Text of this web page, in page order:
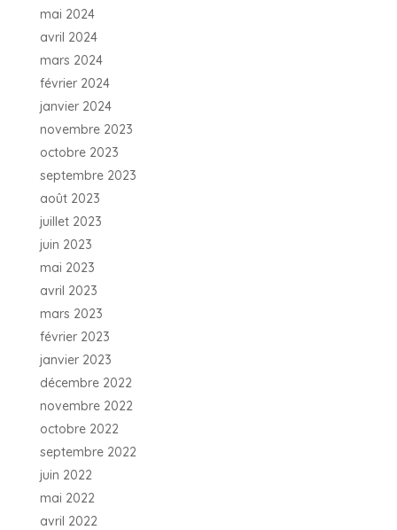
mai 2024
avril 2024
mars 2024
février 2024
janvier 2024
novembre 2023
octobre 2023
septembre 2023
août 2023
juillet 2023
juin 2023
mai 2023
avril 2023
mars 2023
février 2023
janvier 2023
décembre 2022
novembre 2022
octobre 2022
septembre 2022
juin 2022
mai 2022
avril 2022